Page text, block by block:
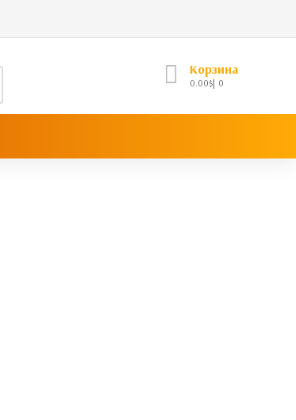
Корзина
0.00$ 0